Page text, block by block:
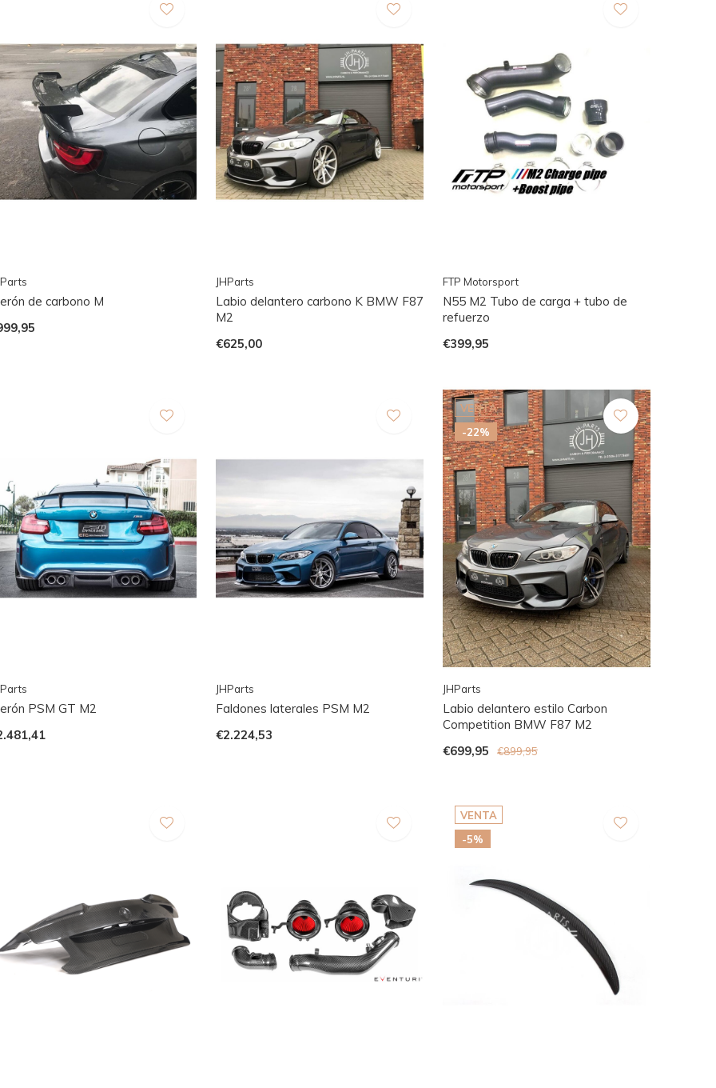
de carbono M
JHParts
Labio delantero carbono K BMW F87
M2
€625,00
FTP Motorsport
N55 M2 Tubo de carga + tubo de
refuerzo
€399,95
PSM GT M2
JHParts
Faldones laterales PSM M2
€2.224,53
VENTA
-22%
JHParts
Labio delantero estilo Carbon
Competition BMW F87 M2
€699,95
€899,95
VENTA
-5%